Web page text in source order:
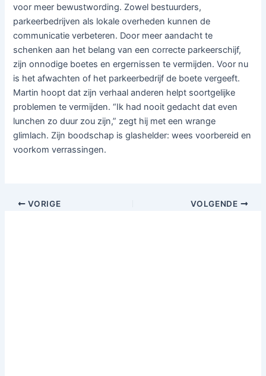
voor meer bewustwording. Zowel bestuurders,
parkeerbedrijven als lokale overheden kunnen de
communicatie verbeteren. Door meer aandacht te
schenken aan het belang van een correcte parkeerschijf,
zijn onnodige boetes en ergernissen te vermijden. Voor nu
is het afwachten of het parkeerbedrijf de boete vergeeft.
Martin hoopt dat zijn verhaal anderen helpt soortgelijke
problemen te vermijden. “Ik had nooit gedacht dat even
lunchen zo duur zou zijn,” zegt hij met een wrange
glimlach. Zijn boodschap is glashelder: wees voorbereid en
voorkom verrassingen.
VORIGE VOLGENDE